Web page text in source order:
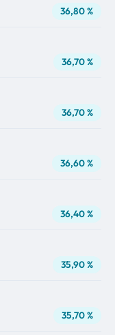
36,80 %
36,70 %
36,70 %
36,60 %
36,40 %
35,90 %
35,70 %